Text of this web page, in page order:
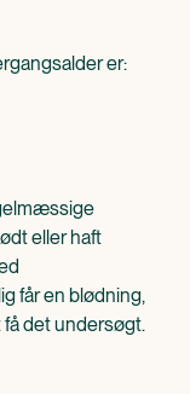
er:
eller haft
får en blødning,
det undersøgt.